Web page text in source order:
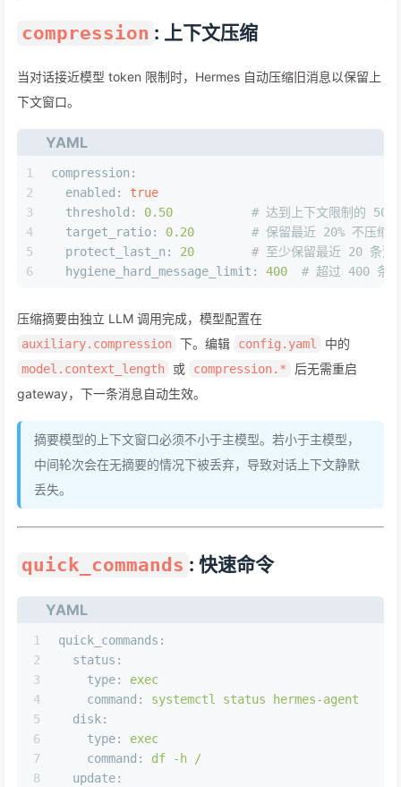
compression : 上下文压缩
当对话接近模型 token 限制时，Hermes 自动压缩旧消息以保留上
下文窗口。
YAML
1
2
3
4
5
6
compression:
enabled:
true
threshold:
0.50
# 达到上下文限制的 50%
target_ratio:
0.20
# 保留最近 20% 不压缩
protect_last_n:
20
# 至少保留最近 20 条消
hygiene_hard_message_limit:
400 # 超过 400 条消
压缩摘要由独立 LLM 调用完成，模型配置在
auxiliary.compression 下。编辑 config.yaml 中的
model.context_length 或 compression.*
后无需重启
gateway，下一条消息自动生效。
摘要模型的上下文窗口必须不小于主模型。若小于主模型，
中间轮次会在无摘要的情况下被丢弃，导致对话上下文静默
丢失。
quick_commands : 快速命令
YAML
1
2
3
4
5
6
7
8
quick_commands:
status:
type:
exec
command:
systemctl status
hermes-agent
disk:
type:
exec
command:
df -h /
update: